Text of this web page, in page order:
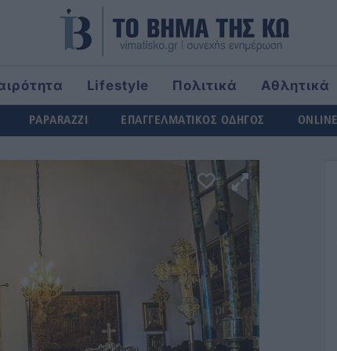
Lifestyle Πολιτικά
Αθλητικά
PAPARAZZI ΕΠΑΓΓΕΛΜΑΤΙΚΟΣ ΟΔΗΓΟΣ